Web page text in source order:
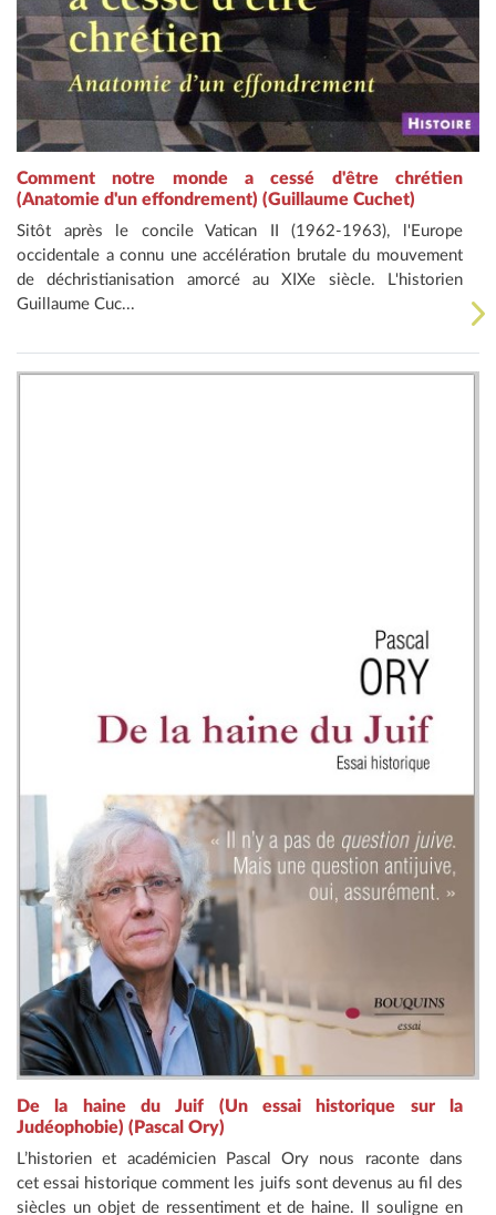
Comment notre monde a cessé d'être chrétien
(Anatomie d'un effondrement) (Guillaume Cuchet)
Sitôt après le concile Vatican II (1962-1963), l'Europe
occidentale a connu une accélération brutale du mouvement
de déchristianisation amorcé au XIXe siècle. L'historien
Guillaume Cuc...
De la haine du Juif (Un essai historique sur la
Judéophobie) (Pascal Ory)
L’historien et académicien Pascal Ory nous raconte dans
cet essai historique comment les juifs sont devenus au fil des
siècles un objet de ressentiment et de haine. Il souligne en